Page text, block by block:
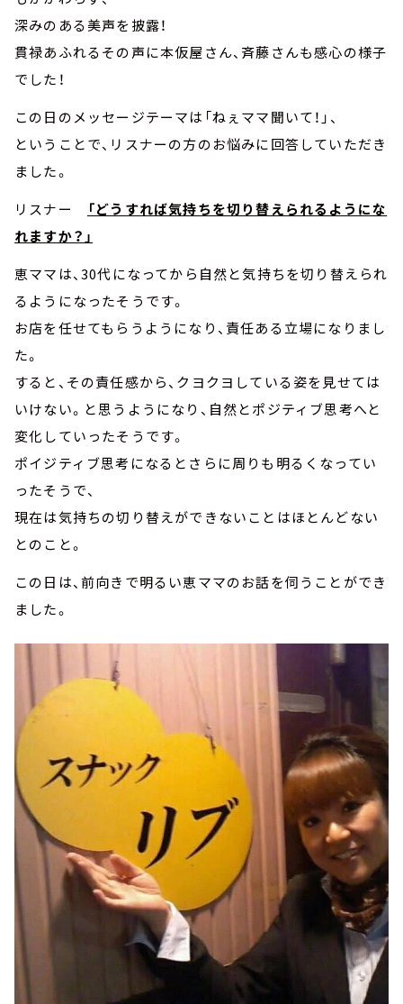
深みのある美声を披露！
貫禄あふれるその声に本仮屋さん、斉藤さんも感心の様子
でした！
この日のメッセージテーマは「ねぇママ聞いて！」、
ということで、リスナーの方のお悩みに回答していただき
ました。
リスナー
「どうすれば気持ちを切り替えられるようにな
れますか？」
恵ママは、30代になってから自然と気持ちを切り替えられ
るようになったそうです。
お店を任せてもらうようになり、責任ある立場になりまし
た。
すると、その責任感から、クヨクヨしている姿を見せては
いけない。と思うようになり、自然とポジティブ思考へと
変化していったそうです。
ポイジティブ思考になるとさらに周りも明るくなってい
ったそうで、
現在は気持ちの切り替えができないことはほとんどない
とのこと。
この日は、前向きで明るい恵ママのお話を伺うことができ
ました。